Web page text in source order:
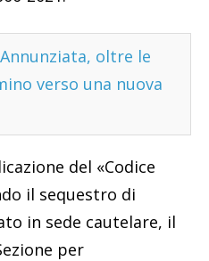
oltre le
verso una nuova
del «Codice
il sequestro di
in sede cautelare, il
per